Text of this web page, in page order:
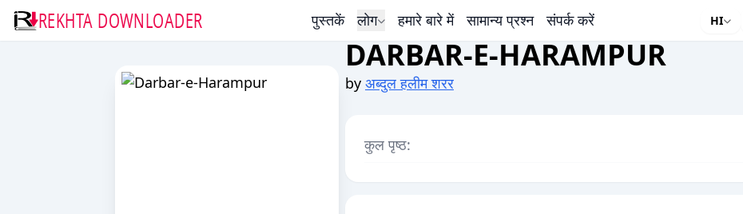
REKHTA DOWNLOADER पुस्तकें लोग हमारे बारे में सामान्य प्रश्न संपर्क करें HI
DARBAR-E-HARAMPUR
by अब्दुल हलीम शरर
कुल पृष्ठ: